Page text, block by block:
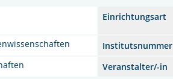
Einrichtungsart
Institutsnummer
Veranstalter/-in